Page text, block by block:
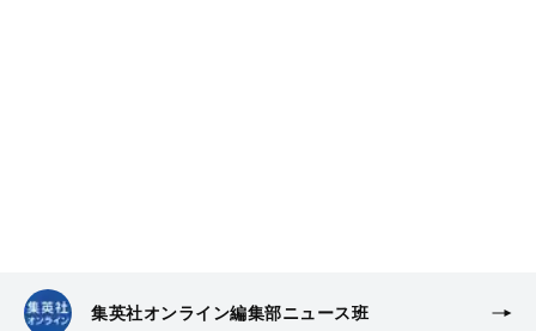
集英社オンライン編集部ニュース班